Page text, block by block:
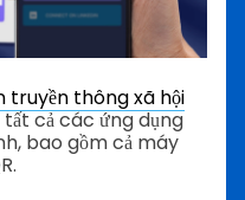
truyền thông xã hội
cả các ứng dụng
bao gồm cả máy